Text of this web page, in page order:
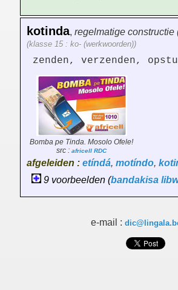
kotinda, regelmatige constructie
(klasse 15 : ko- (werkwoorden))
zenden, verzenden,
Bomba pe Tinda. Mosolo Ofele!
src : africell RDC
afgeleiden : etíndá, motíndo,
9 voorbeelden (bandakisa
e-mail :